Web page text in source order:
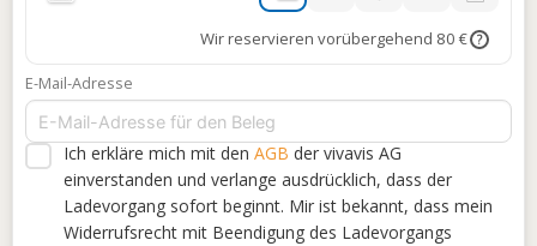
Wir reservieren vorübergehend 80 € ?
E-Mail-Adresse
Ich erkläre mich mit den AGB der vivavis AG
einverstanden und verlange ausdrücklich, dass der
Ladevorgang sofort beginnt. Mir ist bekannt, dass mein
Widerrufsrecht mit Beendigung des Ladevorgangs